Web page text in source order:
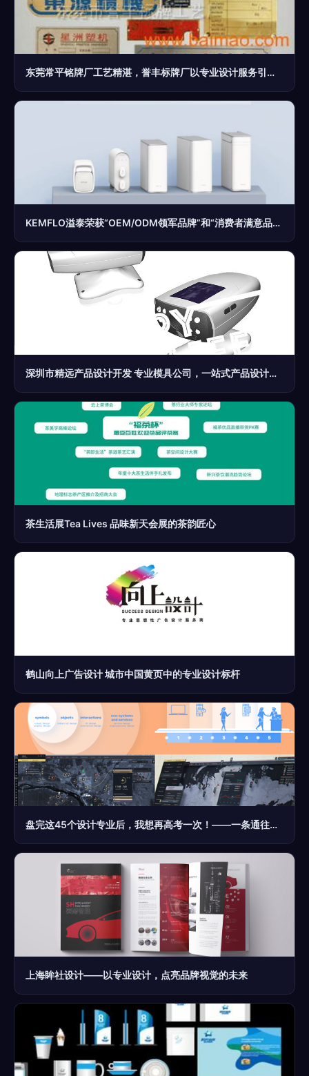
东莞常平铭牌厂工艺精湛，誉丰标牌厂以专业设计服务引领行业
KEMFLO溢泰荣获“OEM/ODM领军品牌”和“消费者满意品牌”双项大奖
深圳市精远产品设计开发 专业模具公司，一站式产品设计与开模服务
茶生活展Tea Lives 品味新天会展的茶韵匠心
鹤山向上广告设计 城市中国黄页中的专业设计标杆
盘完这45个设计专业后，我想再高考一次！——一条通往专业设计服务的进阶之路
上海眸社设计——以专业设计，点亮品牌视觉的未来